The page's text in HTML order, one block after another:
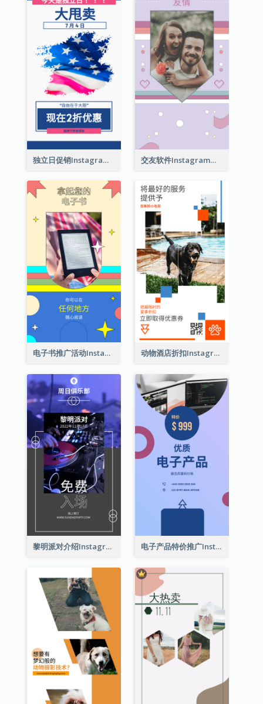
独立日促销Instagram限时动态 交友软件Instagram限时动态
电子书推广活动Instagram限时动态 动物酒店折扣Instagram限时动态
黎明派对介绍Instagram限时动态 电子产品特价推广Instagram限时动态